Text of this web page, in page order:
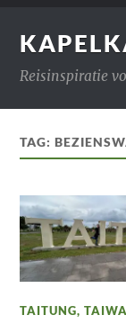
Reisinspiratie
TAG:
TAITUNG,